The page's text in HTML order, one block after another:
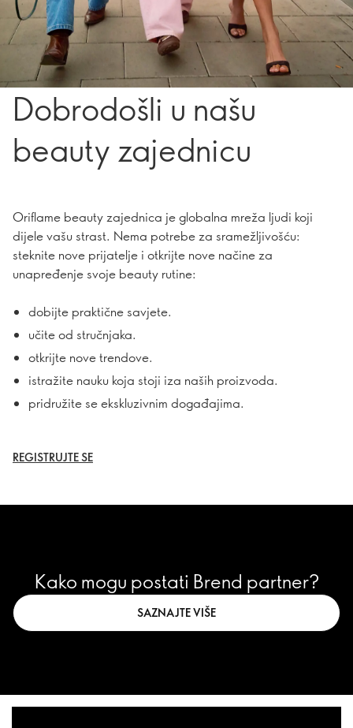
Dobrodošli u našu
beauty zajednicu
Oriflame beauty zajednica je globalna mreža ljudi koji
dijele vašu strast. Nema potrebe za sramežljivošću:
steknite nove prijatelje i otkrijte nove načine za
unapređenje svoje beauty rutine:
dobijte praktične savjete.
učite od stručnjaka.
otkrijte nove trendove.
istražite nauku koja stoji iza naših proizvoda.
pridružite se ekskluzivnim događajima.
REGISTRUJTE SE
Kako mogu postati Brend partner?
SAZNAJTE VIŠE